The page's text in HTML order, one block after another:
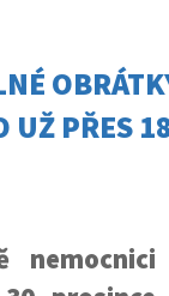
UŽ PŘES
nemocnici